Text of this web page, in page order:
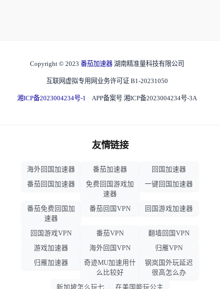
Copyright © 2023 番茄加速器 湖南精准量科技有限公司
互联网虚拟专用网业务许可证 B1-20231050
湘ICP备2023004234号-1 APP备案号 湘ICP备2023004234号-3A
友情链接
海外回国加速器 番茄加速器
回国加速器
番茄回国加速器
免费回国游戏加
速器
一键回国加速器
番茄免费回国加
速器
番茄回国VPN 回国游戏加速器
回国游戏VPN 番茄VPN
翻墙回国VPN
游戏加速器
海外回国VPN
归雁VPN
归雁加速器
奇迹MU加速用什
么比较好
钢岚国外玩延迟
很高怎么办
新加坡怎么玩七
在美国能玩公主